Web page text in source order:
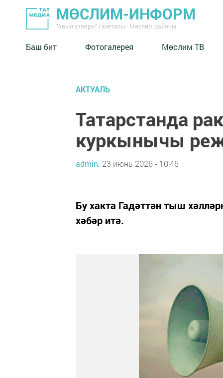
МӨСЛИМ-ИНФОРМ
"Авыл утлары" газетасы - Мөслим районы
Баш бит Фотогалерея Мөслим ТВ
АКТУАЛЬ
Татарстанда
куркынычы
admin, 23 июнь 2026 - 10:46
Бу хакта Гадәттән тыш
хәбәр итә.